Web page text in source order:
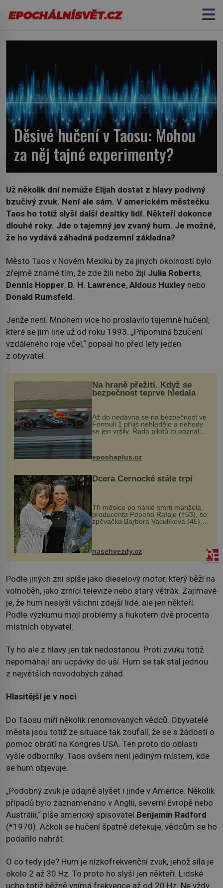
Děsivé hučení v Taosu: Mohou
za něj tajné experimenty?
Už několik dní nemůže Elijah dostat z hlavy podivný
bzučivý zvuk. Není ale sám. V americkém městečku
Taos ho totiž slyší další desítky lidí. Někteří dokonce
dlouhé roky. Jde o tajemný jev zvaný hum. Je možné,
že ho vydává záhadná podzemní základna?
Město Taos v Novém Mexiku by za jiných okolností bylo
zřejmě známé tím, že zde žili nebo žijí Julia Roberts,
Dennis Hopper, D. H. Lawrence, Aldous Huxley nebo
Donald Rumsfeld
Jenže není. Mnohem více ho proslavilo tajemné hučení,
které se jím line už od roku 1993. „Připomíná bzučení
vzdáleného roje včel,“ popsal ho před lety jeden
z obyvatel.
Na hraně přežití. Když se
bezpečnost teprve hledala
Až do nedávna se na bezpečnost ve
Formuli 1 příliš nehledělo a nehody
se jen vršily. Řada pilotů to poznala
na vlastní kůži, často s trvalými
následky nebo bohužel i ztrátou
života. Dnes nepochopiteln...
epochaplus.cz
Dcera Černocké stále trpí
Tři měsíce po náhlé smrti manžela,
producenta Pepeho Rafaje (†53), se
zpěvačka Barbora Vaculíková (45),
dcera Petry Černocké (75), poprvé
ozvala veřejnosti. Na sociální síti
sdílela, že se snaží fung...
nasehvezdy.cz
Podle jiných zní spíše jako dieselový motor, který běží na
volnoběh, jako zrnící televize nebo starý větrák. Zajímavé
je, že hum neslyší všichni zdejší lidé, ale jen někteří.
Podle výzkumu mají problémy s hukotem dvě procenta
místních obyvatel.
Ty ho ale z hlavy jen tak nedostanou. Proti zvuku totiž
nepomáhají ani ucpávky do uší. Hum se tak stal jednou
z největších novodobých záhad.
Hlasitější je v noci
Do Taosu míří několik renomovaných vědců. Obyvatelé
města jsou totiž ze situace tak zoufalí, že se s žádostí o
pomoc obrátí na Kongres USA. Ten proto do oblasti
vyšle odborníky. Taos ovšem není jediným místem, kde
se hum objevuje.
„Podobný zvuk je údajně slyšet i jinde v Americe. Několik
případů bylo zaznamenáno v Anglii, severní Evropě nebo
Austrálii,“ píše americký spisovatel Benjamin Radford
(*1970). Ačkoli se hučení špatně detekuje, vědcům se ho
podařilo nahrát.
O co tedy jde? Hum je nízkofrekvenční zvuk, jehož síla je
okolo 2 až 30 Hz. To proto ho slyší jen někteří. Lidské
ucho totiž běžně vnímá frekvence až od 20 Hz. Ne vždy